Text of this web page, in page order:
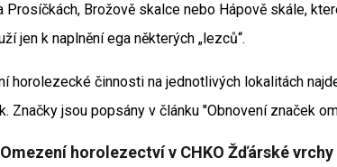
Prosíčkách, Brožově skalce nebo Hápově skále,
jen k naplnění ega některých „lezců“.
horolezecké činnosti na jednotlivých lokalitách
Značky jsou popsány v článku "Obnovení značek
horolezectví v CHKO Žďárské